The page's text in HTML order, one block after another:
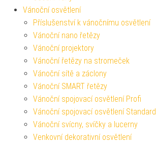
Vánoční osvětlení
Příslušenství k vánočnímu osvětlení
Vánoční nano řetězy
Vánoční projektory
Vánoční řetězy na stromeček
Vánoční sítě a záclony
Vánoční SMART řetězy
Vánoční spojovací osvětlení Profi
Vánoční spojovací osvětlení Standard
Vánoční svícny, svíčky a lucerny
Venkovní dekorativní osvětlení